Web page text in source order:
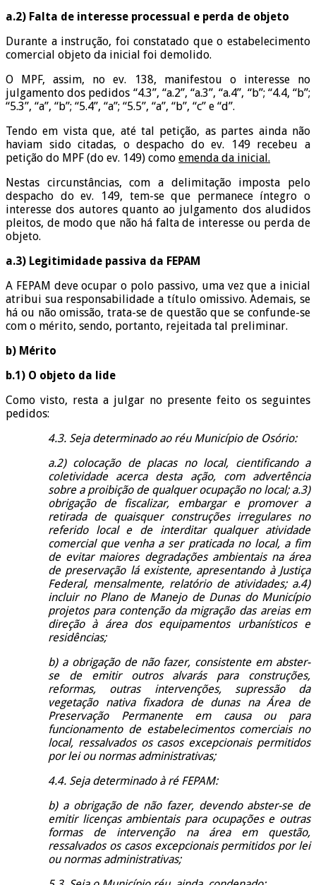
a.2) Falta de interesse processual e perda de objeto
Durante a instrução, foi constatado que o estabelecimento
comercial objeto da inicial foi demolido.
O MPF, assim, no ev. 138, manifestou o interesse no
julgamento dos pedidos “4.3”, “a.2”, “a.3”, “a.4”, “b”; “4.4, “b”;
“5.3”, “a”, “b”; “5.4”, “a”; “5.5”, “a”, “b”, “c” e “d”.
Tendo em vista que, até tal petição, as partes ainda não
haviam sido citadas, o despacho do ev. 149 recebeu a
petição do MPF (do ev. 149) como emenda da inicial.
Nestas circunstâncias, com a delimitação imposta pelo
despacho do ev. 149, tem-se que permanece íntegro o
interesse dos autores quanto ao julgamento dos aludidos
pleitos, de modo que não há falta de interesse ou perda de
objeto.
a.3) Legitimidade passiva da FEPAM
A FEPAM deve ocupar o polo passivo, uma vez que a inicial
atribui sua responsabilidade a título omissivo. Ademais, se
há ou não omissão, trata-se de questão que se confunde-se
com o mérito, sendo, portanto, rejeitada tal preliminar.
b) Mérito
b.1) O objeto da lide
Como visto, resta a julgar no presente feito os seguintes
pedidos:
4.3. Seja determinado ao réu Município de Osório:
a.2) colocação de placas no local, cientificando a
coletividade acerca desta ação, com advertência
sobre a proibição de qualquer ocupação no local; a.3)
obrigação de fiscalizar, embargar e promover a
retirada de quaisquer construções irregulares no
referido local e de interditar qualquer atividade
comercial que venha a ser praticada no local, a fim
de evitar maiores degradações ambientais na área
de preservação lá existente, apresentando à Justiça
Federal, mensalmente, relatório de atividades; a.4)
incluir no Plano de Manejo de Dunas do Município
projetos para contenção da migração das areias em
direção à área dos equipamentos urbanísticos e
residências;
b) a obrigação de não fazer, consistente em abster-
se de emitir outros alvarás para construções,
reformas, outras intervenções, supressão da
vegetação nativa fixadora de dunas na Área de
Preservação Permanente em causa ou para
funcionamento de estabelecimentos comerciais no
local, ressalvados os casos excepcionais permitidos
por lei ou normas administrativas;
4.4. Seja determinado à ré FEPAM:
b) a obrigação de não fazer, devendo abster-se de
emitir licenças ambientais para ocupações e outras
formas de intervenção na área em questão,
ressalvados os casos excepcionais permitidos por lei
ou normas administrativas;